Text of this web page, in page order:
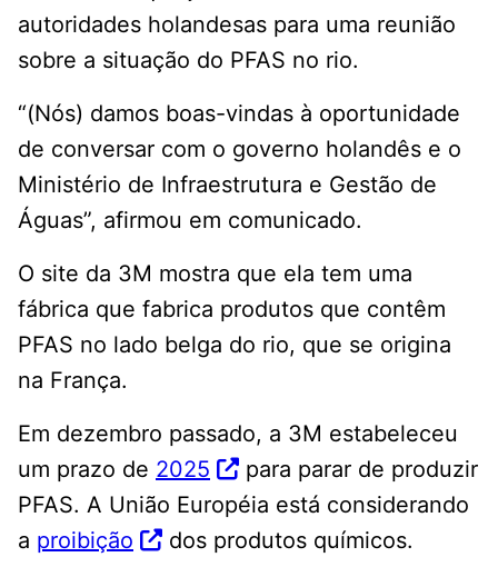
autoridades holandesas para uma reunião
sobre a situação do PFAS no rio.
“(Nós) damos boas-vindas à oportunidade
de conversar com o governo holandês e o
Ministério de Infraestrutura e Gestão de
Águas”, afirmou em comunicado.
O site da 3M mostra que ela tem uma
fábrica que fabrica produtos que contêm
PFAS no lado belga do rio, que se origina
na França.
Em dezembro passado, a 3M estabeleceu
um prazo de 2025
para parar de produzir
PFAS. A União Européia está considerando
a proibição
dos produtos químicos.